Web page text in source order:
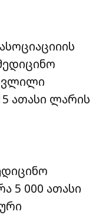
ათასი ლარის
5 000 ათასი